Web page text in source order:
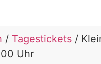
/ Tagestickets /
Uhr